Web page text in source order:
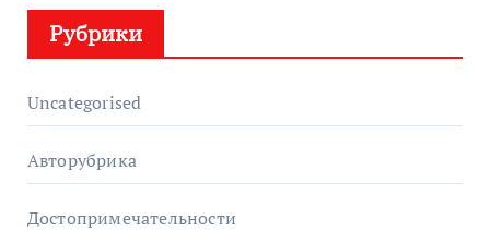
Рубрики
Uncategorised
Авторубрика
Достопримечательности